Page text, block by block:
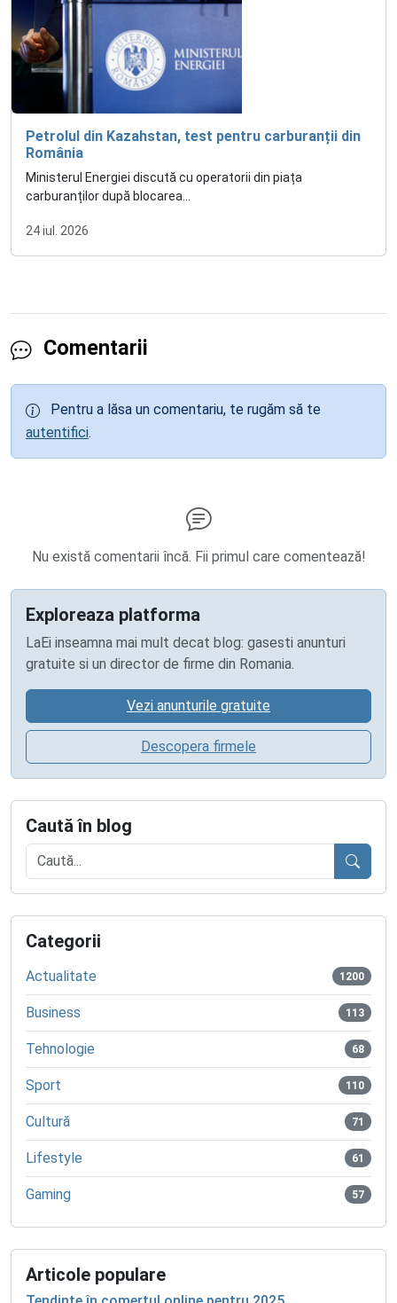
Petrolul din Kazahstan, test pentru carburanții din
România
Ministerul Energiei discută cu operatorii din piața
carburanților după blocarea...
24 iul. 2026
Comentarii
Pentru a lăsa un comentariu, te rugăm să te
autentifici.
Nu există comentarii încă. Fii primul care comentează!
Exploreaza platforma
LaEi inseamna mai mult decat blog: gasesti anunturi
gratuite si un director de firme din Romania.
Vezi anunturile gratuite
Descopera firmele
Caută în blog
Caută
Categorii
Actualitate 1200
Business 113
Tehnologie 68
Sport 110
Cultură 71
Lifestyle 61
Gaming 57
Articole populare